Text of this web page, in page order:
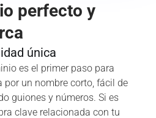
perfecto y
única
es el primer paso para
por un nombre corto, fácil de
guiones y números. Si es
clave relacionada con tu